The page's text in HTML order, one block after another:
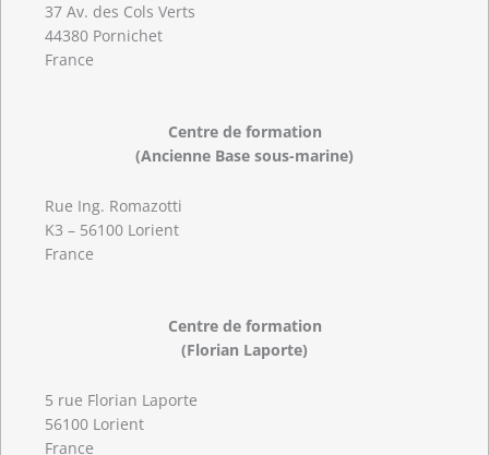
37 Av. des Cols Verts
44380 Pornichet
France
Centre de formation
(Ancienne Base sous-marine)
Rue Ing. Romazotti
K3 – 56100 Lorient
France
Centre de formation
(Florian Laporte)
5 rue Florian Laporte
56100 Lorient
France